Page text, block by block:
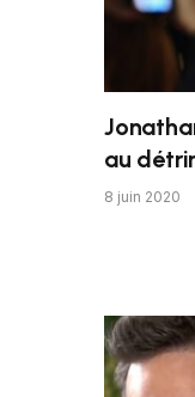
au
8 juin 2020